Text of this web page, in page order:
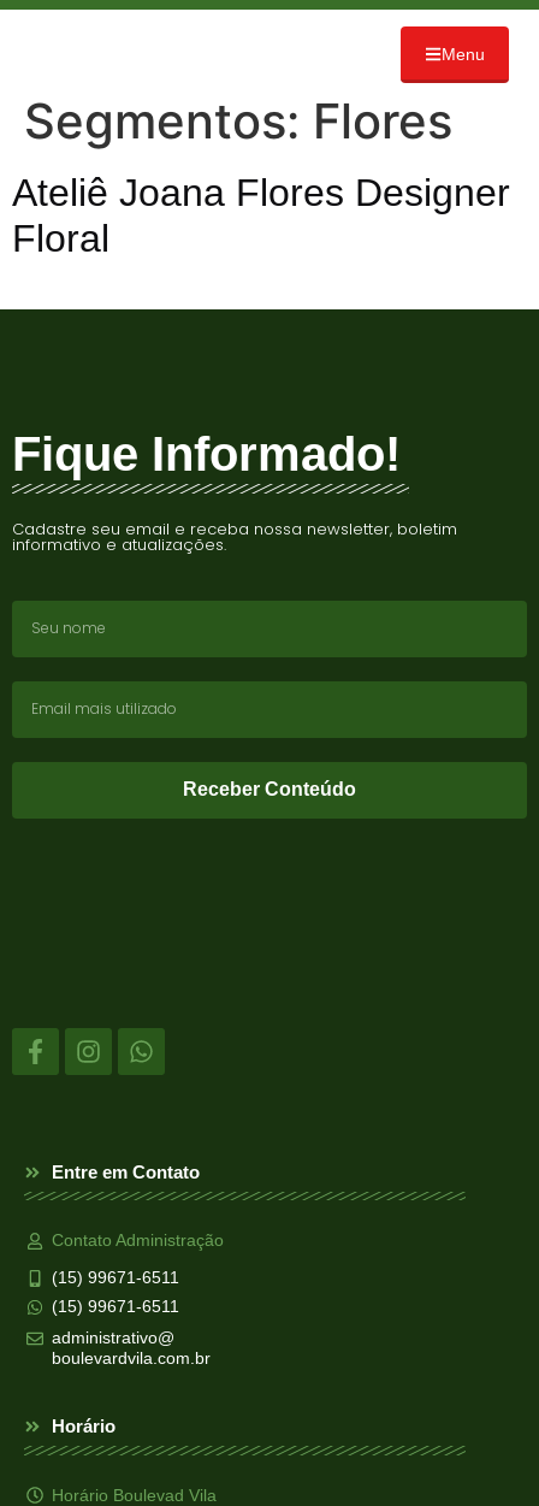
Menu
Segmentos: Flores
Ateliê Joana Flores Designer
Floral
Fique Informado!
Cadastre seu email e receba nossa newsletter, boletim
informativo e atualizações.
Receber Conteúdo
Entre em Contato
Contato Administração
(15) 99671-6511
(15) 99671-6511
administrativo@
boulevardvila.com.br
Horário
Horário Boulevad Vila